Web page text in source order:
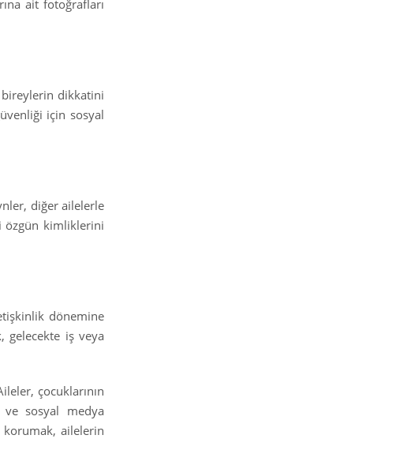
ait fotoğrafları
bireylerin dikkatini
için sosyal
diğer ailelerle
özgün kimliklerini
dönemine
gelecekte iş veya
çocuklarının
ve sosyal medya
korumak, ailelerin